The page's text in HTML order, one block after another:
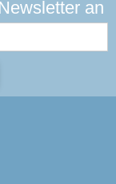
an